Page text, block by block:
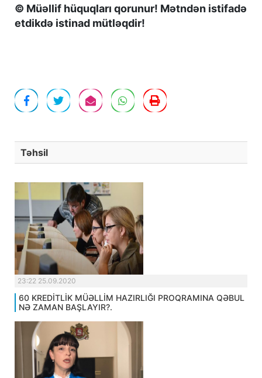
© Müəllif hüquqları qorunur! Mətndən istifadə
etdikdə istinad mütləqdir!
Təhsil
23:22 25.09.2020
60 KREDİTLİK MÜƏLLİM HAZIRLIĞI PROQRAMINA QƏBUL
NƏ ZAMAN BAŞLAYIR?.